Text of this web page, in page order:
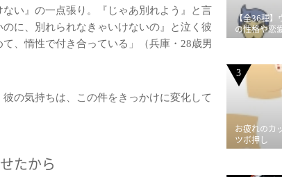
い』の一点張り。『じゃあ別れよう』と言
に、別れられなきゃいけないの』と泣く彼
、惰性で付き合っている」（兵庫・28歳男
の気持ちは、この件をきっかけに変化して
たから
【全36種
の性格や恋
3
お疲れのカ
ツボ押し